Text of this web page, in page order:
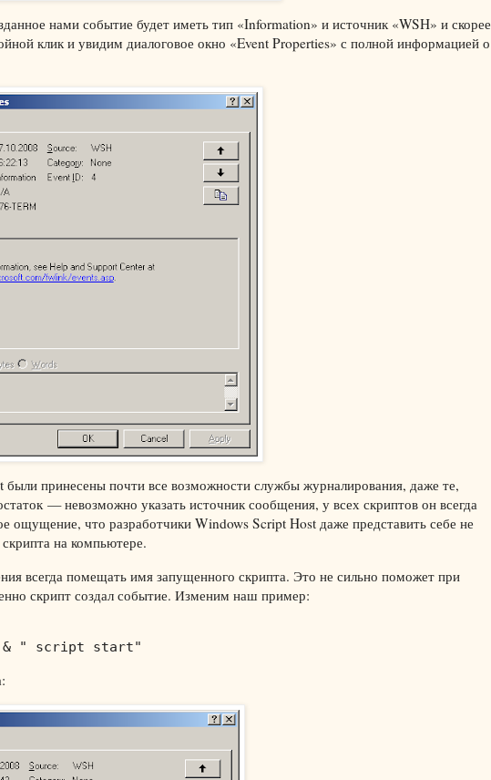
нами событие будет иметь тип «Information» и источник «WSH» и скорее
клик и увидим диалоговое окно «Event Properties» с полной информацией о
принесены почти все возможности службы журналирования, даже те,
— невозможно указать источник сообщения, у всех скриптов он всегда
ощущение, что разработчики Windows Script Host даже представить себе не
на компьютере.
всегда помещать имя запущенного скрипта. Это не сильно поможет при
скрипт создал событие. Изменим наш пример:
& " script start"